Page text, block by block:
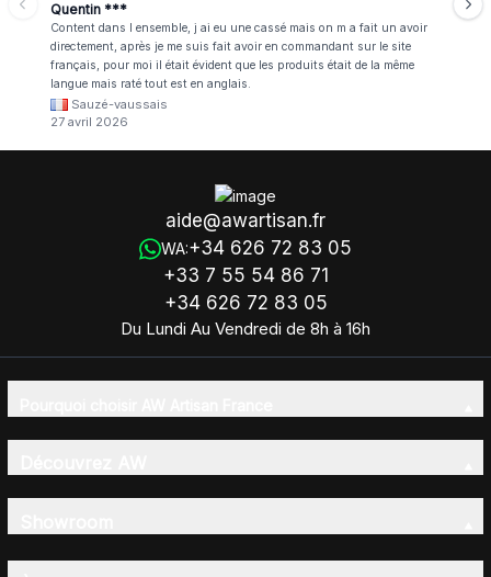
Quentin ***
Content dans l ensemble, j ai eu une cassé mais on m a fait un avoir
directement, après je me suis fait avoir en commandant sur le site
français, pour moi il était évident que les produits était de la même
langue mais raté tout est en anglais.
Sauzé-vaussais
27 avril 2026
aide@awartisan.fr
WA:+34 626 72 83 05
+33 7 55 54 86 71
+34 626 72 83 05
Du Lundi Au Vendredi de 8h à 16h